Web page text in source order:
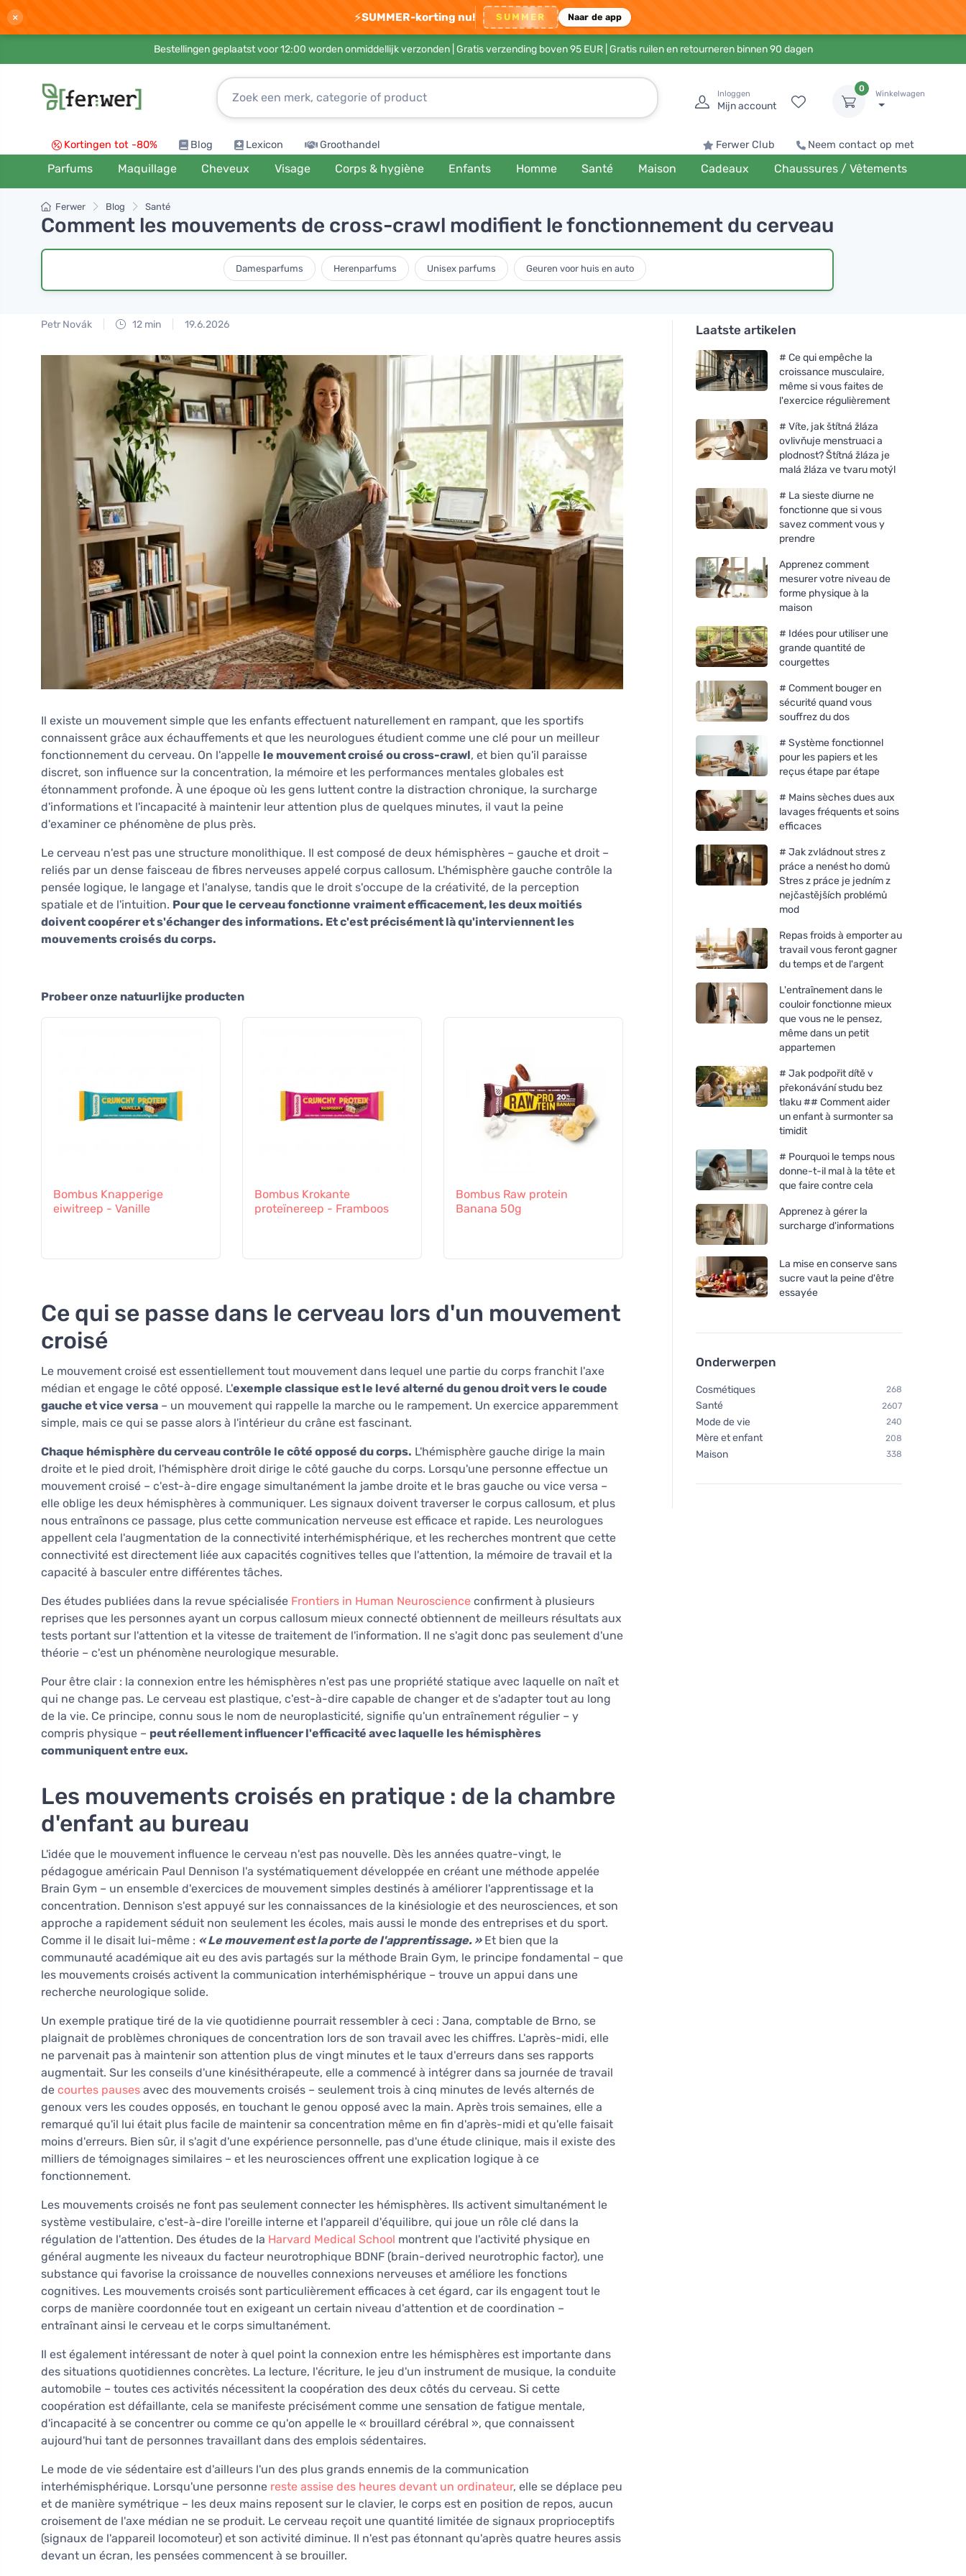
× ⚡SUMMER-korting nu! SUMMER Naar de app
Bestellingen geplaatst voor 12:00 worden onmiddellijk verzonden | Gratis verzending boven 95 EUR| Gratis ruilen en retourneren binnen 90 dagen
Inloggen
Mijn account
0
Winkelwagen
Kortingen tot -80% Blog Lexicon Groothandel Ferwer Club Neem contact op met
Parfums Maquillage Cheveux Visage Corps & hygiène Enfants Homme Santé Maison Cadeaux Chaussures / Vêtements
Ferwer Blog Santé
Comment les mouvements de cross-crawl modifient le fonctionnement du cerveau
Damesparfums Herenparfums Unisex parfums Geuren voor huis en auto
Petr Novák 12 min 19.6.2026
Il existe un mouvement simple que les enfants effectuent naturellement en rampant, que les sportifs
connaissent grâce aux échauffements et que les neurologues étudient comme une clé pour un meilleur
fonctionnement du cerveau. On l'appelle le mouvement croisé ou cross-crawl, et bien qu'il paraisse
discret, son influence sur la concentration, la mémoire et les performances mentales globales est
étonnamment profonde. À une époque où les gens luttent contre la distraction chronique, la surcharge
d'informations et l'incapacité à maintenir leur attention plus de quelques minutes, il vaut la peine
d'examiner ce phénomène de plus près.
Le cerveau n'est pas une structure monolithique. Il est composé de deux hémisphères – gauche et droit –
reliés par un dense faisceau de fibres nerveuses appelé corpus callosum. L'hémisphère gauche contrôle la
pensée logique, le langage et l'analyse, tandis que le droit s'occupe de la créativité, de la perception
spatiale et de l'intuition. Pour que le cerveau fonctionne vraiment efficacement, les deux moitiés
doivent coopérer et s'échanger des informations. Et c'est précisément là qu'interviennent les
mouvements croisés du corps.
Probeer onze natuurlijke producten
Bombus Knapperige
eiwitreep - Vanille
Bombus Krokante
proteïnereep - Framboos
Bombus Raw protein
Banana 50g
Bombus Raw protein Cocoa
beans 50g
butter 50g
Ce qui se passe dans le cerveau lors d'un mouvement
croisé
Le mouvement croisé est essentiellement tout mouvement dans lequel une partie du corps franchit l'axe
médian et engage le côté opposé. L'exemple classique est le levé alterné du genou droit vers le coude
gauche et vice versa – un mouvement qui rappelle la marche ou le rampement. Un exercice apparemment
simple, mais ce qui se passe alors à l'intérieur du crâne est fascinant.
Chaque hémisphère du cerveau contrôle le côté opposé du corps. L'hémisphère gauche dirige la main
droite et le pied droit, l'hémisphère droit dirige le côté gauche du corps. Lorsqu'une personne effectue un
mouvement croisé – c'est-à-dire engage simultanément la jambe droite et le bras gauche ou vice versa –
elle oblige les deux hémisphères à communiquer. Les signaux doivent traverser le corpus callosum, et plus
nous entraînons ce passage, plus cette communication nerveuse est efficace et rapide. Les neurologues
appellent cela l'augmentation de la connectivité interhémisphérique, et les recherches montrent que cette
connectivité est directement liée aux capacités cognitives telles que l'attention, la mémoire de travail et la
capacité à basculer entre différentes tâches.
Des études publiées dans la revue spécialisée Frontiers in Human Neuroscience confirment à plusieurs
reprises que les personnes ayant un corpus callosum mieux connecté obtiennent de meilleurs résultats aux
tests portant sur l'attention et la vitesse de traitement de l'information. Il ne s'agit donc pas seulement d'une
théorie – c'est un phénomène neurologique mesurable.
Pour être clair : la connexion entre les hémisphères n'est pas une propriété statique avec laquelle on naît et
qui ne change pas. Le cerveau est plastique, c'est-à-dire capable de changer et de s'adapter tout au long
de la vie. Ce principe, connu sous le nom de neuroplasticité, signifie qu'un entraînement régulier – y
compris physique – peut réellement influencer l'efficacité avec laquelle les hémisphères
communiquent entre eux.
Les mouvements croisés en pratique : de la chambre
d'enfant au bureau
L'idée que le mouvement influence le cerveau n'est pas nouvelle. Dès les années quatre-vingt, le
pédagogue américain Paul Dennison l'a systématiquement développée en créant une méthode appelée
Brain Gym – un ensemble d'exercices de mouvement simples destinés à améliorer l'apprentissage et la
concentration. Dennison s'est appuyé sur les connaissances de la kinésiologie et des neurosciences, et son
approche a rapidement séduit non seulement les écoles, mais aussi le monde des entreprises et du sport.
Comme il le disait lui-même : « Le mouvement est la porte de l'apprentissage. »Et bien que la
communauté académique ait eu des avis partagés sur la méthode Brain Gym, le principe fondamental – que
les mouvements croisés activent la communication interhémisphérique – trouve un appui dans une
recherche neurologique solide.
Un exemple pratique tiré de la vie quotidienne pourrait ressembler à ceci : Jana, comptable de Brno, se
plaignait de problèmes chroniques de concentration lors de son travail avec les chiffres. L'après-midi, elle
ne parvenait pas à maintenir son attention plus de vingt minutes et le taux d'erreurs dans ses rapports
augmentait. Sur les conseils d'une kinésithérapeute, elle a commencé à intégrer dans sa journée de travail
de courtes pauses avec des mouvements croisés – seulement trois à cinq minutes de levés alternés de
genoux vers les coudes opposés, en touchant le genou opposé avec la main. Après trois semaines, elle a
remarqué qu'il lui était plus facile de maintenir sa concentration même en fin d'après-midi et qu'elle faisait
moins d'erreurs. Bien sûr, il s'agit d'une expérience personnelle, pas d'une étude clinique, mais il existe des
milliers de témoignages similaires – et les neurosciences offrent une explication logique à ce
fonctionnement.
Les mouvements croisés ne font pas seulement connecter les hémisphères. Ils activent simultanément le
système vestibulaire, c'est-à-dire l'oreille interne et l'appareil d'équilibre, qui joue un rôle clé dans la
régulation de l'attention. Des études de la Harvard Medical School montrent que l'activité physique en
général augmente les niveaux du facteur neurotrophique BDNF (brain-derived neurotrophic factor), une
substance qui favorise la croissance de nouvelles connexions nerveuses et améliore les fonctions
cognitives. Les mouvements croisés sont particulièrement efficaces à cet égard, car ils engagent tout le
corps de manière coordonnée tout en exigeant un certain niveau d'attention et de coordination –
entraînant ainsi le cerveau et le corps simultanément.
Il est également intéressant de noter à quel point la connexion entre les hémisphères est importante dans
des situations quotidiennes concrètes. La lecture, l'écriture, le jeu d'un instrument de musique, la conduite
automobile – toutes ces activités nécessitent la coopération des deux côtés du cerveau. Si cette
coopération est défaillante, cela se manifeste précisément comme une sensation de fatigue mentale,
d'incapacité à se concentrer ou comme ce qu'on appelle le « brouillard cérébral », que connaissent
aujourd'hui tant de personnes travaillant dans des emplois sédentaires.
Le mode de vie sédentaire est d'ailleurs l'un des plus grands ennemis de la communication
interhémisphérique. Lorsqu'une personne reste assise des heures devant un ordinateur, elle se déplace peu
et de manière symétrique – les deux mains reposent sur le clavier, le corps est en position de repos, aucun
croisement de l'axe médian ne se produit. Le cerveau reçoit une quantité limitée de signaux proprioceptifs
(signaux de l'appareil locomoteur) et son activité diminue. Il n'est pas étonnant qu'après quatre heures assis
devant un écran, les pensées commencent à se brouiller.
Laatste artikelen
# Ce qui empêche la
croissance musculaire,
même si vous faites de
l'exercice régulièrement
# Víte, jak štítná žláza
ovlivňuje menstruaci a
plodnost? Štítná žláza je
malá žláza ve tvaru motýl
# La sieste diurne ne
fonctionne que si vous
savez comment vous y
prendre
Apprenez comment
mesurer votre niveau de
forme physique à la
maison
# Idées pour utiliser une
grande quantité de
courgettes
# Comment bouger en
sécurité quand vous
souffrez du dos
# Système fonctionnel
pour les papiers et les
reçus étape par étape
# Mains sèches dues aux
lavages fréquents et soins
efficaces
# Jak zvládnout stres z
práce a nenést ho domů
Stres z práce je jedním z
nejčastějších problémů
mod
Repas froids à emporter au
travail vous feront gagner
du temps et de l'argent
L'entraînement dans le
couloir fonctionne mieux
que vous ne le pensez,
même dans un petit
appartemen
# Jak podpořit dítě v
překonávání studu bez
tlaku ## Comment aider
un enfant à surmonter sa
timidit
# Pourquoi le temps nous
donne-t-il mal à la tête et
que faire contre cela
Apprenez à gérer la
surcharge d'informations
La mise en conserve sans
sucre vaut la peine d'être
essayée
Onderwerpen
Cosmétiques 268
Santé 2607
Mode de vie 240
Mère et enfant 208
Maison 338